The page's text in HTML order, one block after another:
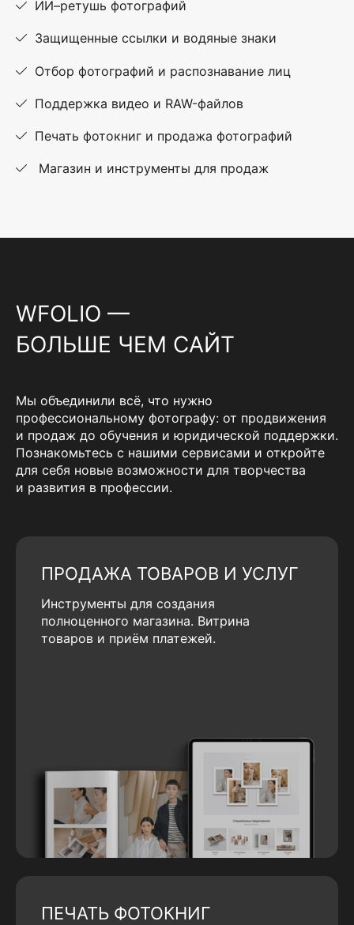
ИИ–ретушь фотографий
Защищенные ссылки и водяные знаки
Отбор фотографий и распознавание лиц
Поддержка видео и RAW-файлов
Печать фотокниг и продажа фотографий
Магазин и инструменты для продаж
WFOLIO —
БОЛЬШЕ ЧЕМ САЙТ
Мы объединили всё, что нужно
профессиональному фотографу: от продвижения
и продаж до обучения и юридической поддержки.
Познакомьтесь с нашими сервисами и откройте
для себя новые возможности для творчества
и развития в профессии.
ПРОДАЖА ТОВАРОВ И УСЛУГ
Инструменты для создания
полноценного магазина. Витрина
товаров и приём платежей.
ПЕЧАТЬ ФОТОКНИГ